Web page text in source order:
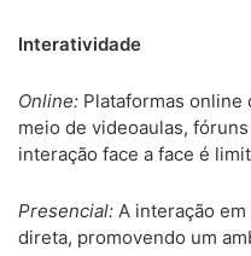
Interatividade
Online: Plataformas
meio de videoaulas,
interação face a face é
Presencial: A interação
direta, promovendo um